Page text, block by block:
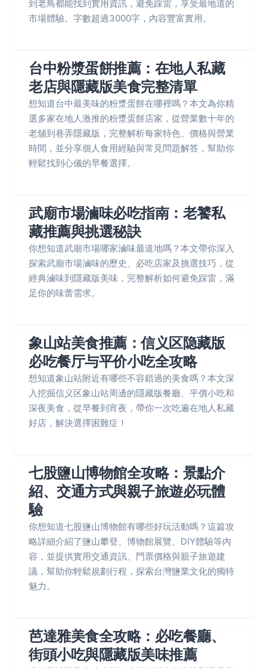
到老鳥都能找到實用資訊，避免踩雷，享受最地道的
市場體驗。字數超過3000字，內容豐富實用。
台中粉漿蛋餅推薦：在地人私藏
老店與隱藏版美食完整清單
想知道台中最美味的粉漿蛋餅在哪裡嗎？本文為你精
選多家在地人激推的粉漿蛋餅店家，從營業數十年的
老舖到巷弄隱藏版，完整解析每家特色、價格與營業
時間，並分享個人食用經驗與常見問題解答，幫助你
輕鬆找到心儀的早餐選擇。
武廟市場滷味必吃指南：老饕私
藏推薦與挑選秘訣
你想知道武廟市場哪家滷味最道地嗎？本文帶你深入
探索武廟市場滷味的歷史、必吃店家及挑選技巧，從
經典滷味到隱藏版美味，完整解析如何避免踩雷，滿
足你的味蕾需求。
象山站美食推薦：信义区隐藏版
必吃餐厅与平价小吃全攻略
想知道象山站附近有哪些不容錯過的美食嗎？本文深
入挖掘信义区象山站周邊的隱藏版餐廳、平價小吃和
深夜美食，從早餐到宵夜，帶你一次吃遍在地人私藏
好店，解決選擇困難症！
七股鹽山博物館全攻略：景點介
紹、交通方式與親子旅遊必玩體
驗
你想知道七股鹽山博物館有哪些好玩活動嗎？這篇攻
略詳細介紹了鹽山攀登、博物館展覽、DIY體驗等內
容，並提供實用交通資訊、門票價格與親子旅遊建
議，幫助你輕鬆規劃行程，探索台灣鹽業文化的獨特
魅力。
芭達雅美食全攻略：必吃餐廳、
街頭小吃與隱藏版美味推薦